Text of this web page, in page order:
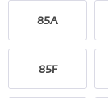
85A
85F